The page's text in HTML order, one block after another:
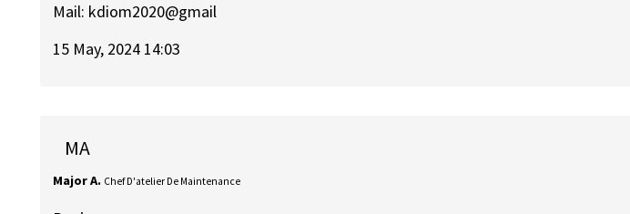
Mail: kdiom2020@gmail
15 May, 2024 14:03
MA
Major A. Chef D'atelier De Maintenance